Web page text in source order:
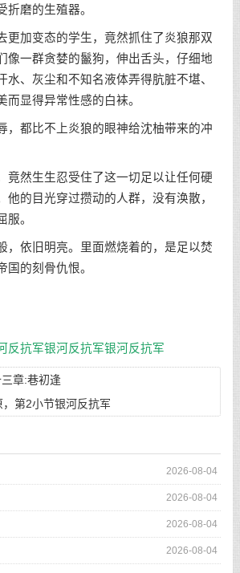
折磨的生殖器。
更加变态的学生，竟然抓住了炎狼那双
像一群贪婪的鬣狗，伸出舌头，仔细地
水、灰尘和不知名液体弄得肮脏不堪、
而显得异常性感的白袜。
，都比不上炎狼的眼神给沈柚带来的冲
竟然生生忍受住了这一切足以让任何硬
他的目光穿过攒动的人群，没有涣散，
服。
，依旧明亮。里面燃烧着的，是足以焚
国的刻骨仇恨。
反抗军银河反抗军银河反抗军
章:巷初逢
第2小节银河反抗军
2026-08-04
2026-08-04
2026-08-04
2026-08-04